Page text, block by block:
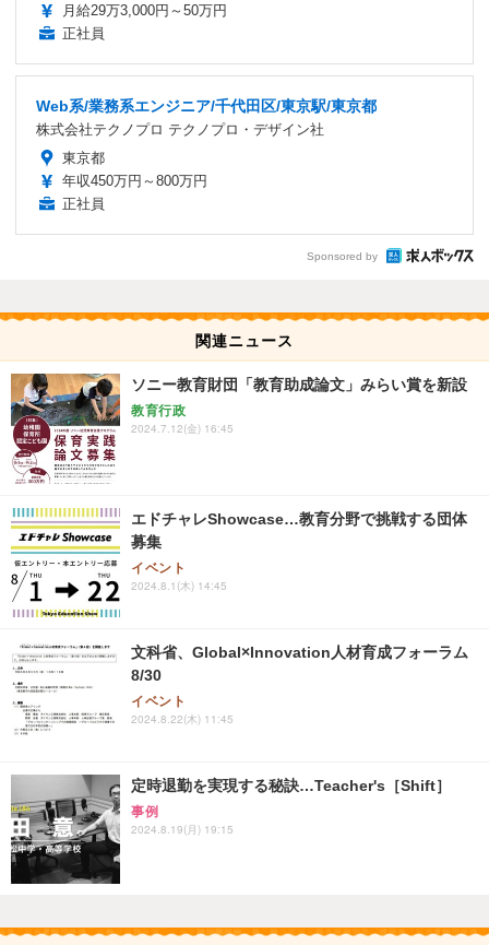
月給29万3,000円～50万円
正社員
Web系/業務系エンジニア/千代田区/東京駅/東京都
株式会社テクノプロ テクノプロ・デザイン社
東京都
年収450万円～800万円
正社員
Sponsored by
関連ニュース
ソニー教育財団「教育助成論文」みらい賞を新設
教育行政
2024.7.12(金) 16:45
エドチャレShowcase…教育分野で挑戦する団体
募集
イベント
2024.8.1(木) 14:45
文科省、Global×Innovation人材育成フォーラム
8/30
イベント
2024.8.22(木) 11:45
定時退勤を実現する秘訣…Teacher's［Shift］
事例
2024.8.19(月) 19:15